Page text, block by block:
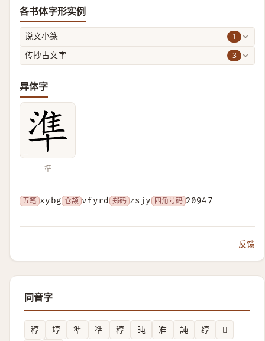
各书体字形实例
说文小篆 1
传抄古文字 3
异体字
準
五笔 xybg 仓颉 vfyrd 郑码 zsjy 四角号码 20947
反馈
同音字
稕 埻 準 凖 稕 旽 准 訰 𬘯
𪟻